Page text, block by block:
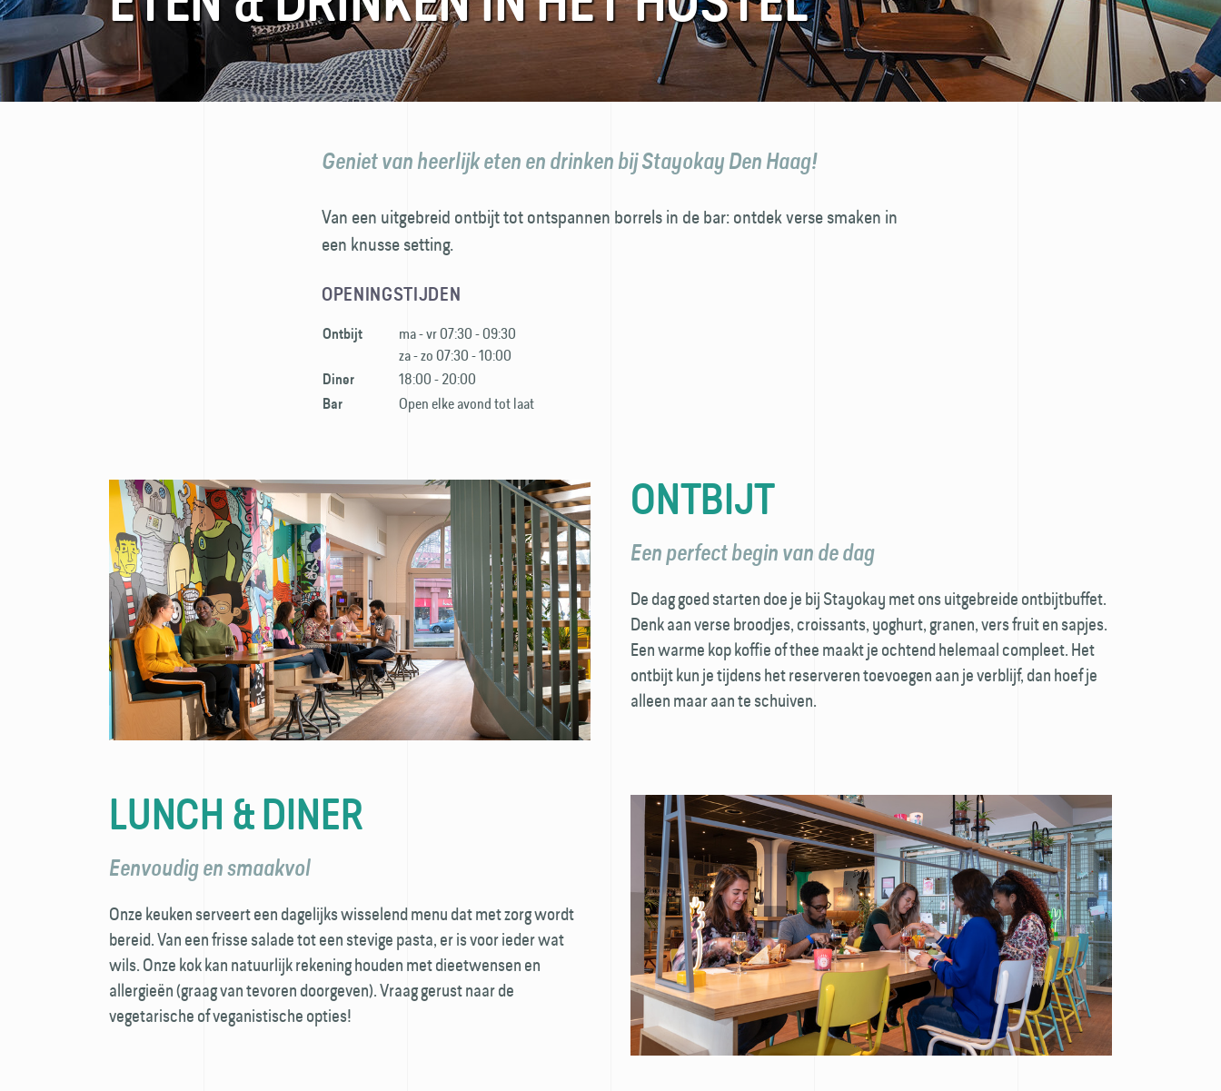
FAQ
Geniet van heerlijk eten en drinken bij Stayokay Den Haag!
Van een uitgebreid ontbijt tot ontspannen borrels in de bar: ontdek verse smaken in
een knusse setting.
OPENINGSTIJDEN
Ontbijt
ma - vr 07:30 - 09:30
za - zo 07:30 - 10:00
Diner 18:00 - 20:00
Bar Open elke avond tot laat
ONTBIJT
Een perfect begin van de dag
De dag goed starten doe je bij Stayokay met ons uitgebreide ontbijt­buffet.
Denk aan verse broodjes, croissants, yoghurt, granen, vers fruit en sapjes.
Een warme kop koffie of thee maakt je ochtend helemaal compleet. Het
ontbijt kun je tijdens het reserveren toevoegen aan je verblijf, dan hoef je
alleen maar aan te schuiven.
LUNCH & DINER
Eenvoudig en smaakvol
Onze keuken serveert een dagelijks wisselend menu dat met zorg wordt
bereid. Van een frisse salade tot een stevige pasta, er is voor ieder wat
wils. Onze kok kan natuurlijk rekening houden met dieet­wensen en
allergieën (graag van tevoren doorgeven). Vraag gerust naar de
vegetarische of veganistische opties!